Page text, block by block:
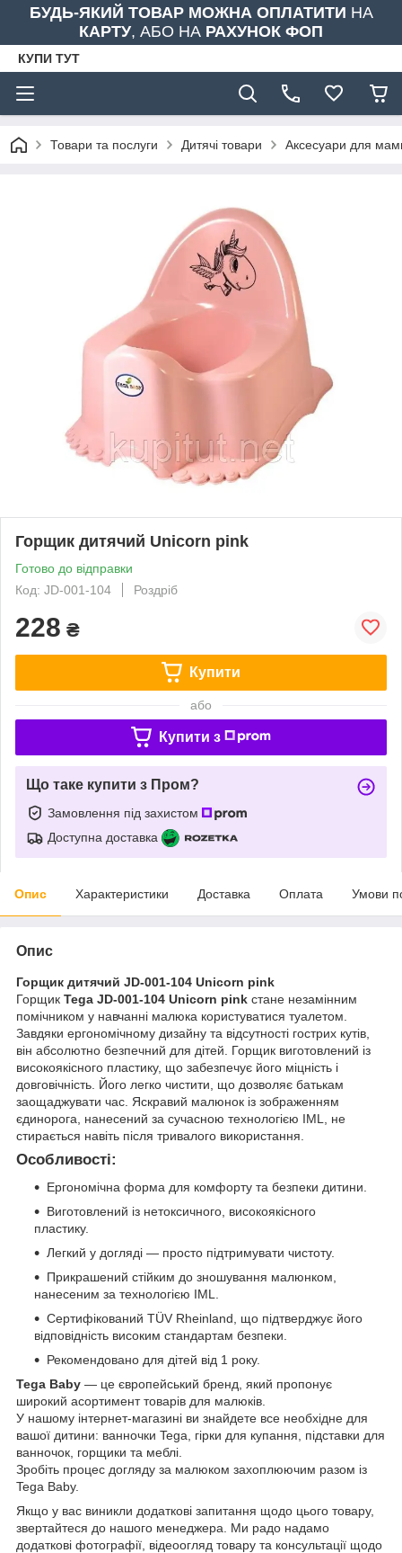
БУДЬ-ЯКИЙ ТОВАР МОЖНА ОПЛАТИТИ НА
КАРТУ, АБО НА РАХУНОК ФОП
КУПИ ТУТ
Товари та послуги Дитячі товари Аксесуари для
Горщик дитячий Unicorn pink
Готово до відправки
Код: JD-001-104
Роздріб
228 ₴
Купити
або
Купити з
Що таке купити з Пром?
Замовлення під захистом
Доступна доставка
Опис Характеристики Доставка Оплата Умови
Опис
Горщик дитячий JD-001-104 Unicorn pink
Горщик Tega JD-001-104 Unicorn pink стане незамінним
помічником у навчанні малюка користуватися туалетом.
Завдяки ергономічному дизайну та відсутності гострих кутів,
він абсолютно безпечний для дітей. Горщик виготовлений із
високоякісного пластику, що забезпечує його міцність і
довговічність. Його легко чистити, що дозволяє батькам
заощаджувати час. Яскравий малюнок із зображенням
єдинорога, нанесений за сучасною технологією IML, не
стирається навіть після тривалого використання.
Особливості:
Ергономічна форма для комфорту та безпеки дитини.
Виготовлений із нетоксичного, високоякісного
пластику.
Легкий у догляді — просто підтримувати чистоту.
Прикрашений стійким до зношування малюнком,
нанесеним за технологією IML.
Сертифікований TÜV Rheinland, що підтверджує його
відповідність високим стандартам безпеки.
Рекомендовано для дітей від 1 року.
Tega Baby — це європейський бренд, який пропонує
широкий асортимент товарів для малюків.
У нашому інтернет-магазині ви знайдете все необхідне для
вашої дитини: ванночки Tega, гірки для купання, підставки для
ванночок, горщики та меблі.
Зробіть процес догляду за малюком захоплюючим разом із
Tega Baby.
Якщо у вас виникли додаткові запитання щодо цього товару,
звертайтеся до нашого менеджера. Ми радо надамо
додаткові фотографії, відеоогляд товару та консультації щодо